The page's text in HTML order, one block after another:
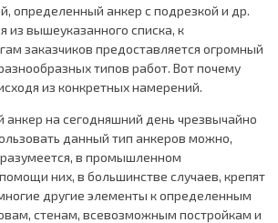
определенный анкер с подрезкой и др.
из вышеуказанного списка, к
заказчиков предоставляется огромный
типов работ. Вот почему
из конкретных намерений.
анкер на сегодняшний день чрезвычайно
данный тип анкеров можно,
в промышленном
них, в большинстве случаев, крепят
другие элементы к определенным
стенам, всевозможным постройкам и